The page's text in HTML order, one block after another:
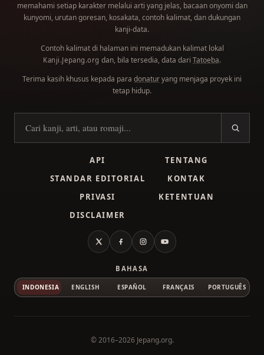
memahami setiap karakter melalui arti yang jelas, bacaan onyomi dan
kunyomi, urutan goresan, kosakata, contoh kalimat, dan dukungan
kanji-data.
Contoh kalimat di halaman ini memadukan kalimat lokal
Kanji.Jepang.org dan, bila tersedia, data dari Tatoeba.
Terima kasih khusus kepada para donaturyang menjaga proyek ini
tetap hidup.
Cari kanji
API
TENTANG
STANDAR EDITORIAL
KONTAK
PRIVASI
KETENTUAN
DISCLAIMER
X FacebookInstagramYouTube
BAHASA
INDONESIA ENGLISH ESPAÑOL FRANÇAIS PORTUGUÊS
© 2016–2026 Jepang.org.